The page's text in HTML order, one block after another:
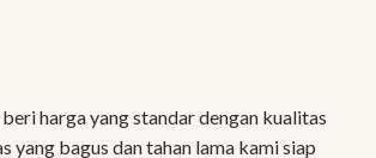
harga yang standar dengan kualitas
yang bagus dan tahan lama kami siap